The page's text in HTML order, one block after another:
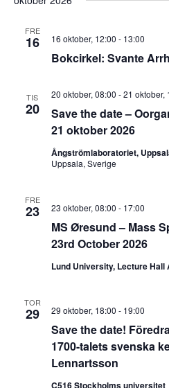
FRE
16
Bokcirkel: Svante
16 oktober, 12:00 - 13:00
TIS
20
Save the date –
21 oktober 2026
20 oktober, 08:00 -21 oktober,
Ångströmlaboratoriet,
Uppsala, Sverige
FRE
23
MS Øresund – Mass
23rd October 2026
23 oktober, 08:00 - 17:00
Lund University, Lecture Hall
TOR
29
Save the date!
1700-talets svenska
Lennartsson
29 oktober, 18:00 - 19:00